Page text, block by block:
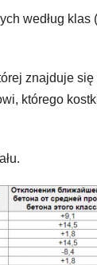
według klas
znajduje
którego